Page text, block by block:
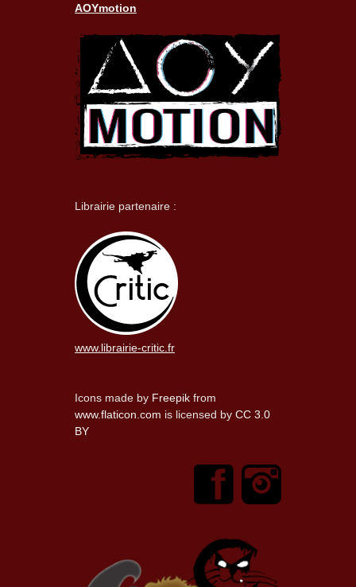
AOYmotion
Librairie partenaire :
www.librairie-critic.fr
Icons made by Freepik from
www.flaticon.com is licensed by CC 3.0
BY